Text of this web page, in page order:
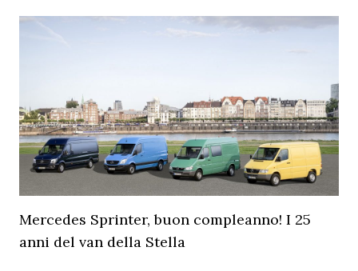
Mercedes Sprinter, buon compleanno! I 25
anni del van della Stella